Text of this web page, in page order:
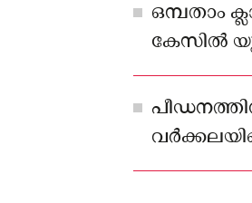
ഒമ്പതാം
കേസിൽ
ലക്ഷം രൂപ
പ്രതി